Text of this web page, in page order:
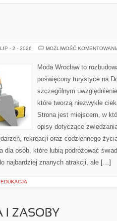
LIP - 2 - 2026 MOŻLIWOŚĆ
Moda Wrocław to
poświęcony turystyce na
szczególnym
które tworzą niezwykle
Strona jest miejscem, w
opisy dotyczące
rekreacji oraz codziennego
dla osób, które lubią podróżować
najbardziej znanych atrakcji, ale […]
I ZASOBY